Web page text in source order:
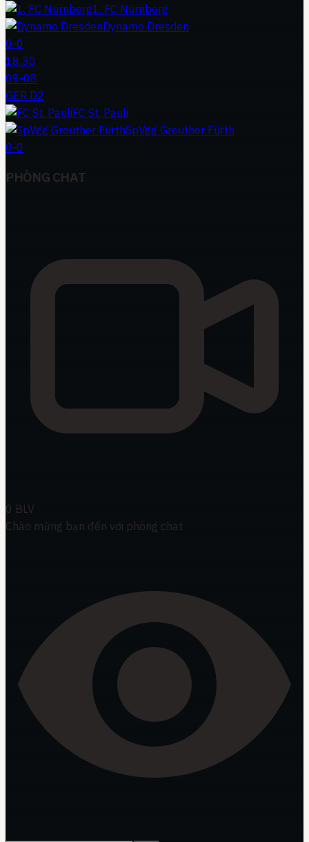
1. FC Nürnberg
Dynamo Dresden
0-0
18:30
09-08
GER D2
FC St. Pauli
SpVgg Greuther Fürth
0-0
PHÒNG CHAT
0 BLV
Chào mừng bạn đến với phòng chat